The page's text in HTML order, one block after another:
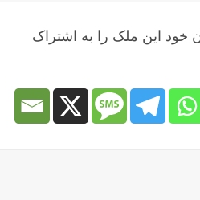
خود این ملک را به اشتراک